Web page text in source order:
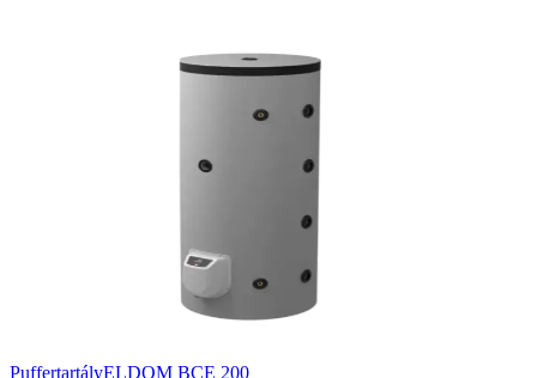
PuffertartályELDOM BCE 200